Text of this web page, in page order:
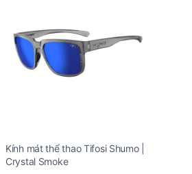
Kính mát thể thao Tifosi Shumo |
Crystal Smoke